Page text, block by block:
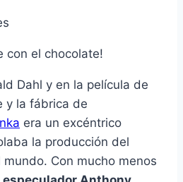
con el chocolate!
Dahl y en la película de
y la fábrica de
era un excéntrico
la producción del
Con mucho menos